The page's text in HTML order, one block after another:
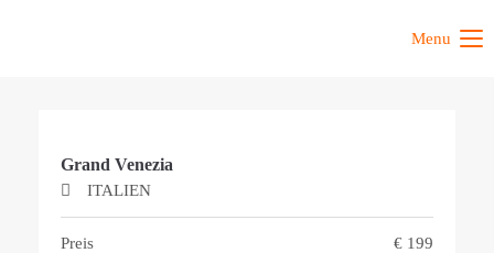
Menu
Grand Venezia
ITALIEN
Preis € 199